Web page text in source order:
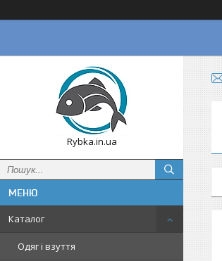
Rybka.in.ua
Каталог
Одяг і взуття